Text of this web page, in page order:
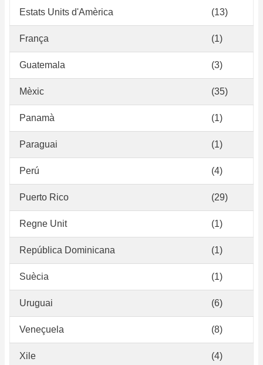
Estats Units d'Amèrica (13)
França (1)
Guatemala (3)
Mèxic (35)
Panamà (1)
Paraguai (1)
Perú (4)
Puerto Rico (29)
Regne Unit (1)
República Dominicana (1)
Suècia (1)
Uruguai (6)
Veneçuela (8)
Xile (4)